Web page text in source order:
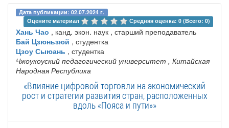
Дата публикации: 02.07.2024 г.
Оцените материал
Средняя оценка: 0 (Всего: 0)
Хань Чао , канд. экон. наук , старший преподаватель
Бай Цзюньзюй , студентка
Цзоу Сыюань , студентка
Чжоукоуский педагогический университет , Китайская
Народная Республика
«Влияние цифровой торговли на экономический
рост и стратегии развития стран, расположенных
вдоль «Пояса и пути»»